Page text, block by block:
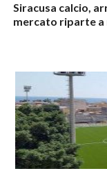
Siracusa calcio,
mercato riparte a